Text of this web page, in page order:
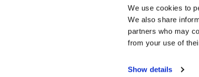
We use cookies to
We also share
partners who may
from your use of
Show details